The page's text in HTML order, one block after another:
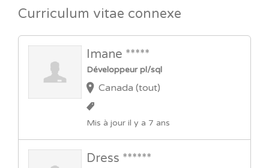
Curriculum vitae connexe
Imane *****
Développeur pl/sql
Canada (tout)
Mis à jour il y a 7 ans
Dress ******